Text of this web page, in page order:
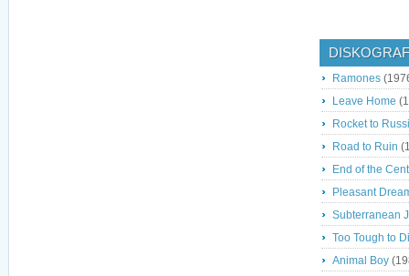
Ramones
Leave Home
Rocket to
Road to Ruin
End of the
Pleasant
Subterranean
Too Tough to
Animal Boy